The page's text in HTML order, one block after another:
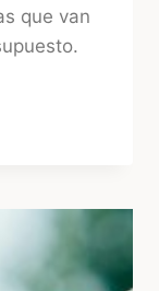
que van